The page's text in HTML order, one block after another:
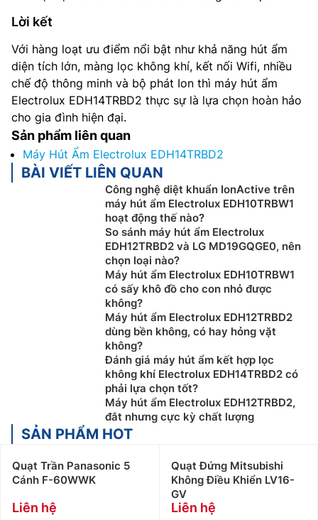
Lời kết
Với hàng loạt ưu điểm nổi bật như khả năng hút ẩm
diện tích lớn, màng lọc không khí, kết nối Wifi, nhiều
chế độ thông minh và bộ phát Ion thì máy hút ẩm
Electrolux EDH14TRBD2 thực sự là lựa chọn hoàn hảo
cho gia đình hiện đại.
Sản phẩm liên quan
Máy Hút Ẩm Electrolux EDH14TRBD2
BÀI VIẾT LIÊN QUAN
Công nghệ diệt khuẩn IonActive trên
máy hút ẩm Electrolux EDH10TRBW1
hoạt động thế nào?
So sánh máy hút ẩm Electrolux
EDH12TRBD2 và LG MD19GQGE0, nên
chọn loại nào?
Máy hút ẩm Electrolux EDH10TRBW1
có sấy khô đồ cho con nhỏ được
không?
Máy hút ẩm Electrolux EDH12TRBD2
dùng bền không, có hay hỏng vặt
không?
Đánh giá máy hút ẩm kết hợp lọc
không khí Electrolux EDH14TRBD2 có
phải lựa chọn tốt?
Máy hút ẩm Electrolux EDH12TRBD2,
đắt nhưng cực kỳ chất lượng
SẢN PHẨM HOT
Quạt Trần Panasonic 5
Cánh F-60WWK
Liên hệ
Quạt Đứng Mitsubishi
Không Điều Khiển LV16-
GV
Liên hệ